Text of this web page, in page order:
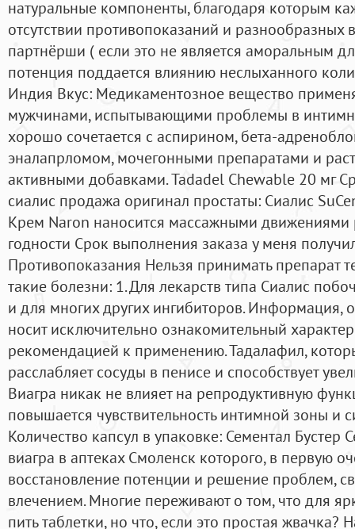
натуральные компоненты, благодаря которым
отсутствии противопоказаний и разнообразных
партнёрши ( если это не является аморальным
потенция поддается влиянию неслыханного
Индия Вкус: Медикаментозное вещество
мужчинами, испытывающими проблемы в
хорошо сочетается с аспирином, бета-
эналапрломом, мочегонными препаратами и
активными добавками. Tadadel Chewable 20 мг
сиалис продажа оригинал простаты: Сиалис
Крем Naron наносится массажными движениями
годности Срок выполнения заказа у меня
Противопоказания Нельзя принимать препарат
такие болезни: 1. Для лекарств типа Сиалис
и для многих других ингибиторов. Информация,
носит исключительно ознакомительный
рекомендацией к применению. Тадалафил,
расслабляет сосуды в пенисе и способствует
Виагра никак не влияет на репродуктивную
повышается чувствительность интимной зоны и
Количество капсул в упаковке: Сементал Бустер
виагра в аптеках Смоленск которого, в первую
восстановление потенции и решение проблем,
влечением. Многие переживают о том, что для
пить таблетки, но что, если это простая